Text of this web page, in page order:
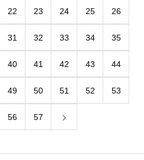
22 23 24 25 26
31 32 33 34 35
40 41 42 43 44
49 50 51 52 53
56 57